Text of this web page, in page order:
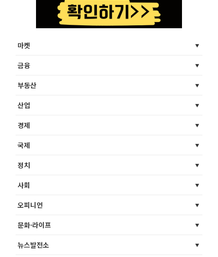
마켓
금융
부동산
산업
경제
국제
정치
사회
오피니언
문화·라이프
뉴스발전소